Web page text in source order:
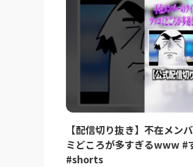
【配信切り抜き】不在メン
ミどころが多すぎるwww #
#shorts